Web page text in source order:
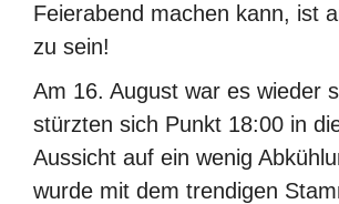
Feierabend machen kann, ist
zu sein!
Am 16. August war es wieder
stürzten sich Punkt 18:00 in
Aussicht auf ein wenig
wurde mit dem trendigen